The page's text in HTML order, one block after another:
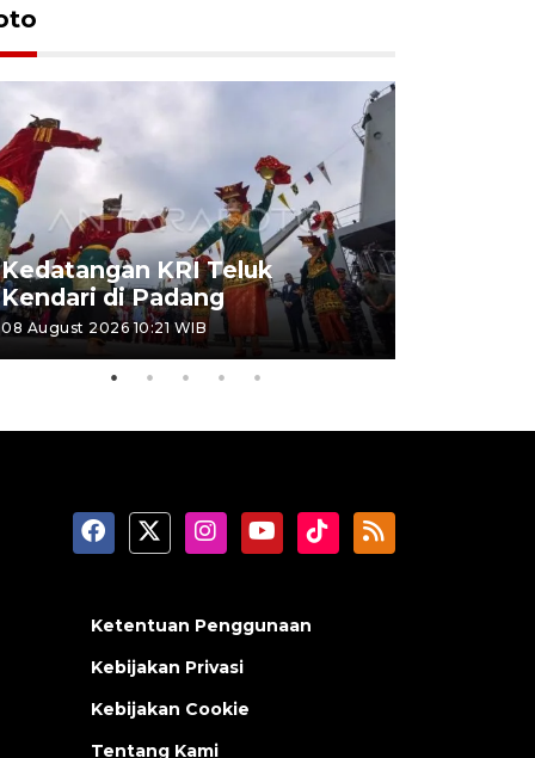
Kedatangan KRI Teluk
Kendari di Padang
08 August 2026 10:21 WIB
Ketentuan Penggunaan
Kebijakan Privasi
Kebijakan Cookie
Tentang Kami